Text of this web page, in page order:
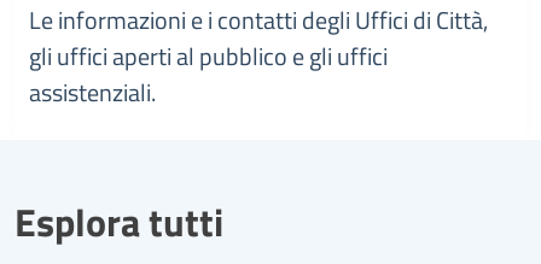
Le informazioni e i contatti degli Uffici di Città,
gli uffici aperti al pubblico e gli uffici
assistenziali.
Esplora tutti